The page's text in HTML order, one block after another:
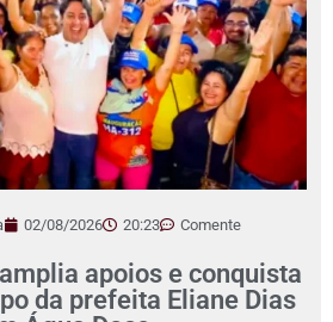
02/08/2026 20:23 Comente
apoios e conquista
da prefeita Eliane Dias